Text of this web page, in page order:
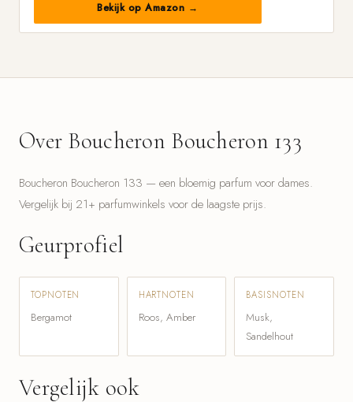
Bekijk op Amazon →
Over Boucheron Boucheron 133
Boucheron Boucheron 133 — een bloemig parfum voor dames.
Vergelijk bij 21+ parfumwinkels voor de laagste prijs.
Geurprofiel
TOPNOTEN
Bergamot
HARTNOTEN
Roos, Amber
BASISNOTEN
Musk,
Sandelhout
Vergelijk ook